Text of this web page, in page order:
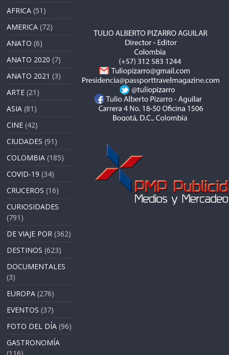
AFRICA (51)
AMERICA (72)
ANATO (6)
ANATO 2020 (7)
ANATO 2021 (3)
ARTE (21)
ASIA (81)
CINE (42)
CIUDADES (91)
COLOMBIA (185)
COVID-19 (34)
CRUCEROS (16)
CURIOSIDADES
(791)
DE VIAJE POR (362)
DESTINOS (623)
DOCUMENTALES
(3)
EUROPA (276)
EVENTOS (37)
FOTO DEL DÍA (96)
GASTRONOMÍA